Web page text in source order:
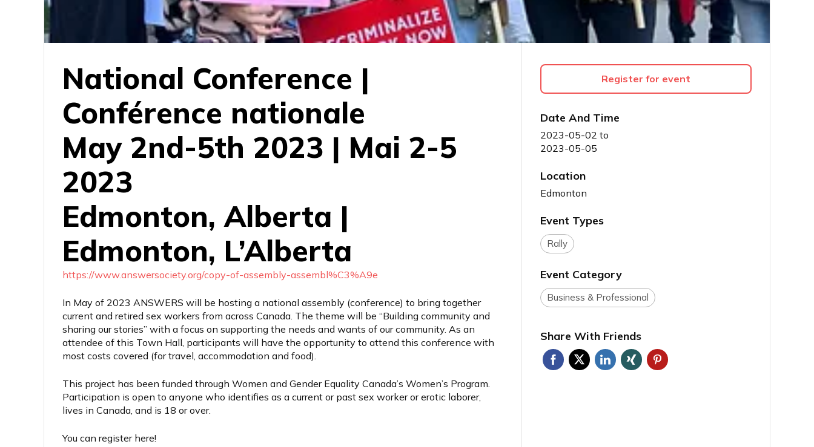
National Conference |
Conférence nationale
May 2nd-5th 2023 | Mai 2-5
2023
Edmonton, Alberta |
Edmonton, L’Alberta
https://www.answersociety.org/copy-of-assembly-assembl%C3%A9e
In May of 2023 ANSWERS will be hosting a national assembly (conference) to bring together
current and retired sex workers from across Canada. The theme will be “Building community and
sharing our stories” with a focus on supporting the needs and wants of our community. As an
attendee of this Town Hall, participants will have the opportunity to attend this conference with
most costs covered (for travel, accommodation and food).
This project has been funded through Women and Gender Equality Canada’s Women’s Program.
Participation is open to anyone who identifies as a current or past sex worker or erotic laborer,
lives in Canada, and is 18 or over.
You can register here!
Register for event
Date And Time
2023-05-02 to
2023-05-05
Location
Edmonton
Event Types
Rally
Event Category
Business & Professional
Share With Friends